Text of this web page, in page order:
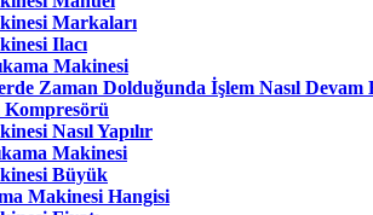
Markaları
Ilacı
Makinesi
Zaman Dolduğunda İşlem Nasıl Devam
Kompresörü
Nasıl Yapılır
Makinesi
Büyük
Makinesi Hangisi